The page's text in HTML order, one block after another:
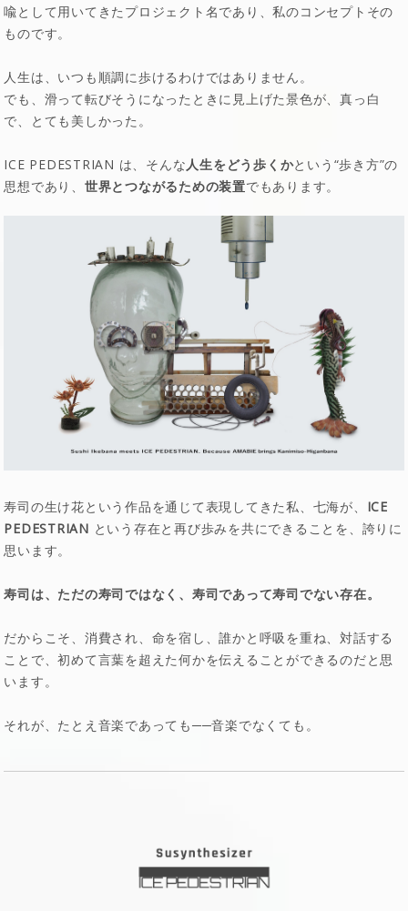
喩として用いてきたプロジェクト名であり、私のコンセプトその
ものです。
人生は、いつも順調に歩けるわけではありません。
でも、滑って転びそうになったときに見上げた景色が、真っ白
で、とても美しかった。
ICE PEDESTRIAN は、そんな人生をどう歩くかという“歩き方”の
思想であり、 世界とつながるための装置でもあります。
寿司の生け花という作品を通じて表現してきた私、七海が、 ICE
PEDESTRIAN という存在と再び歩みを共にできることを、誇りに
思います。
寿司は、ただの寿司ではなく、寿司であって寿司でない存在。
だからこそ、消費され、命を宿し、誰かと呼吸を重ね、対話する
ことで、初めて言葉を超えた何かを伝えることができるのだと思
います。
それが、たとえ音楽であっても──音楽でなくても。